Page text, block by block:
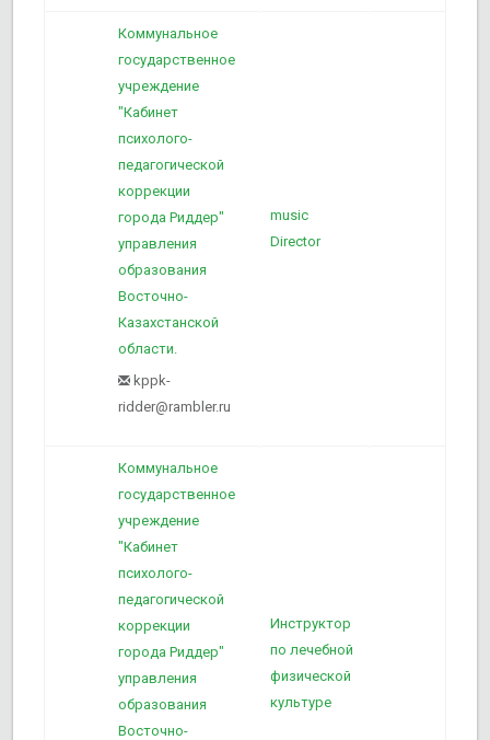
Коммунальное
государственное
учреждение
"Кабинет
психолого-
педагогической
коррекции
города Риддер"
управления
образования
Восточно-
Казахстанской
области.
kppk-
ridder@rambler.ru
music
Director
Коммунальное
государственное
учреждение
"Кабинет
психолого-
педагогической
коррекции
города Риддер"
управления
образования
Восточно-
Инструктор
по лечебной
физической
культуре